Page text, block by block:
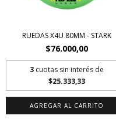
RUEDAS X4U 80MM - STARK
$76.000,00
3 cuotas sin interés de
$25.333,33
AGREGAR AL CARRITO